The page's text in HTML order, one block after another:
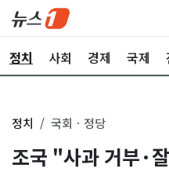
정치 사회 경제 국제
정치 국회ㆍ정당
조국 "사과 거부·